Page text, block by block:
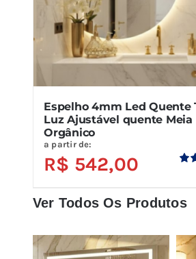
Espelho 4mm Led Quente
Luz Ajustável quente Meia
Orgânico
a partir de:
R$ 542,00
Ver Todos Os Produtos